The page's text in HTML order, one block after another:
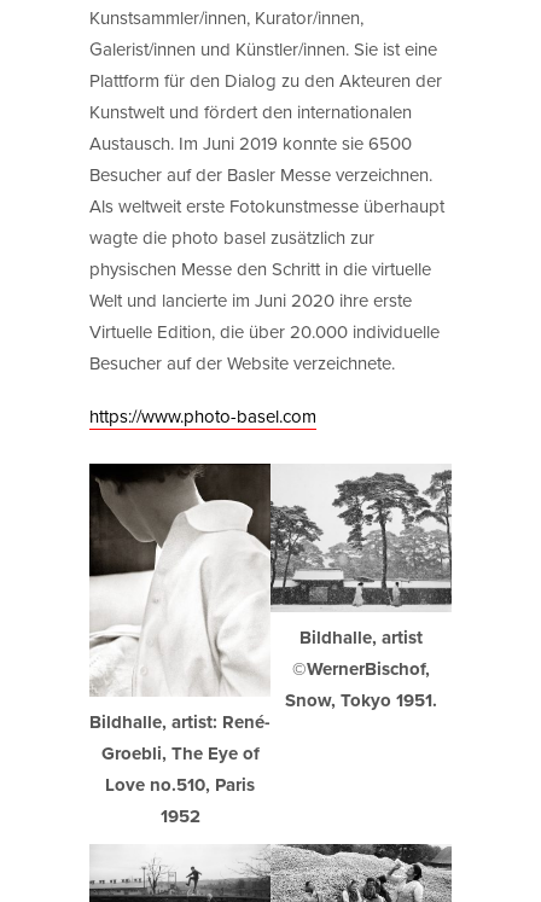
Kunstsammler/innen, Kurator/innen,
Galerist/innen und Künstler/innen. Sie ist eine
Plattform für den Dialog zu den Akteuren der
Kunstwelt und fördert den internationalen
Austausch. Im Juni 2019 konnte sie 6500
Besucher auf der Basler Messe verzeichnen.
Als weltweit erste Fotokunstmesse überhaupt
wagte die photo basel zusätzlich zur
physischen Messe den Schritt in die virtuelle
Welt und lancierte im Juni 2020 ihre erste
Virtuelle Edition, die über 20.000 individuelle
Besucher auf der Website verzeichnete.
https://www.photo-basel.com
Bildhalle, artist: René-
Groebli, The Eye of
Love no.510, Paris
1952
Bildhalle, artist
©WernerBischof,
Snow, Tokyo 1951.